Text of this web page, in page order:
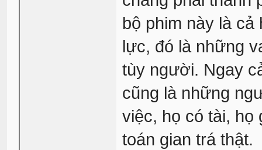
bộ phim này là
lực, đó là những
tùy người. Ngay
cũng là những
việc, họ có tài, họ
toán gian trá thật.